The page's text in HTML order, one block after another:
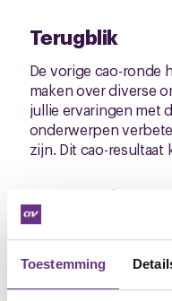
Toestemming
Terugblik
De vorige cao-ronde
maken over diverse
jullie ervaringen met
onderwerpen
zijn. Dit cao-resultaat
Cao-pagina
Al onze
meepraten. De link is
Heb je nog vragen,